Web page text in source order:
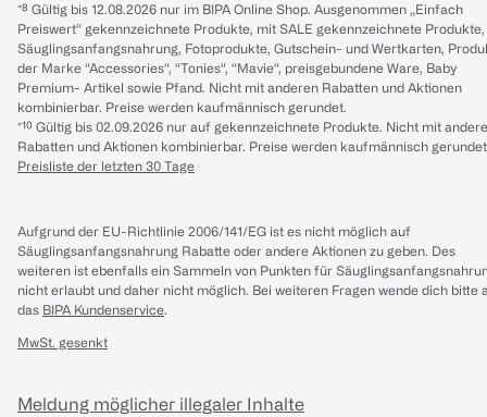
*⁸ Gültig bis 12.08.2026 nur im BIPA Online Shop. Ausgenommen „Einfach
Preiswert“ gekennzeichnete Produkte, mit SALE gekennzeichnete Produkte,
Säuglingsanfangsnahrung, Fotoprodukte, Gutschein- und Wertkarten,
der Marke “Accessories“, “Tonies“, “Mavie“, preisgebundene Ware, Baby
Premium- Artikel sowie Pfand. Nicht mit anderen Rabatten und Aktionen
kombinierbar. Preise werden kaufmännisch gerundet.
*¹⁰ Gültig bis 02.09.2026 nur auf gekennzeichnete Produkte. Nicht mit
Rabatten und Aktionen kombinierbar. Preise werden kaufmännisch
Preisliste der letzten 30 Tage
Aufgrund der EU-Richtlinie 2006/141/EG ist es nicht möglich auf
Säuglingsanfangsnahrung Rabatte oder andere Aktionen zu geben. Des
weiteren ist ebenfalls ein Sammeln von Punkten für
nicht erlaubt und daher nicht möglich. Bei weiteren Fragen wende dich bitte
das BIPA Kundenservice.
MwSt. gesenkt
Meldung möglicher illegaler Inhalte